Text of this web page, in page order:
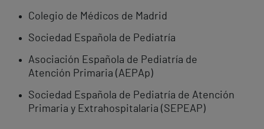
Colegio de Médicos de Madrid
Sociedad Española de Pediatría
Asociación Española de Pediatría de
Atención Primaria (AEPAp)
Sociedad Española de Pediatría de Atención
Primaria y Extrahospitalaria (SEPEAP)